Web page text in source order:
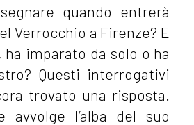
quando entrerà
Verrocchio a Firenze? E
ha imparato da solo o ha
Questi interrogativi
trovato una risposta.
avvolge l’alba del suo